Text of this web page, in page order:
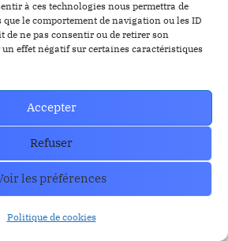
à ces technologies nous permettra de
le comportement de navigation ou les ID
de ne pas consentir ou de retirer son
effet négatif sur certaines caractéristiques
Accepter
Refuser
les préférences
Politique de cookies
Bitwise BlackRockBRICS
crypto
ETFsethereum
IEO
Prévente
BitBankCoin
StakingTether